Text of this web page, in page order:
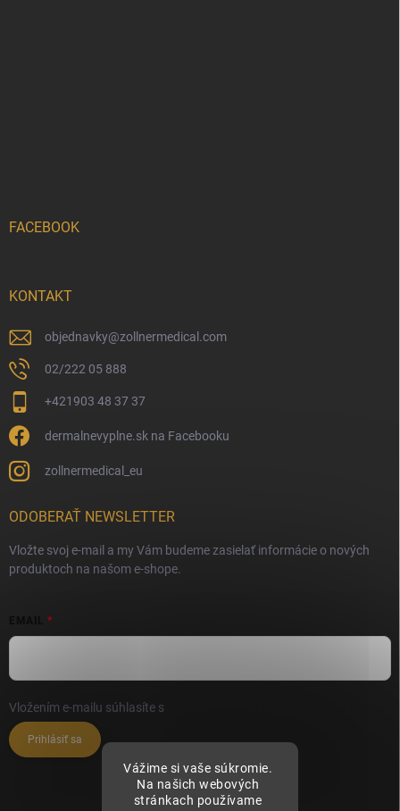
Vážime si vaše súkromie.
Na našich webových
stránkach používame
FACEBOOK
KONTAKT
objednavky@zollnermedical.com
02/222 05 888
+421903 48 37 37
dermalnevyplne.sk na Facebooku
zollnermedical_eu
ODOBERAŤ NEWSLETTER
Vložte svoj e-mail a my Vám budeme zasielať informácie o nových
produktoch na našom e-shope.
Vložením e-mailu súhlasíte s
Prihlásiť sa